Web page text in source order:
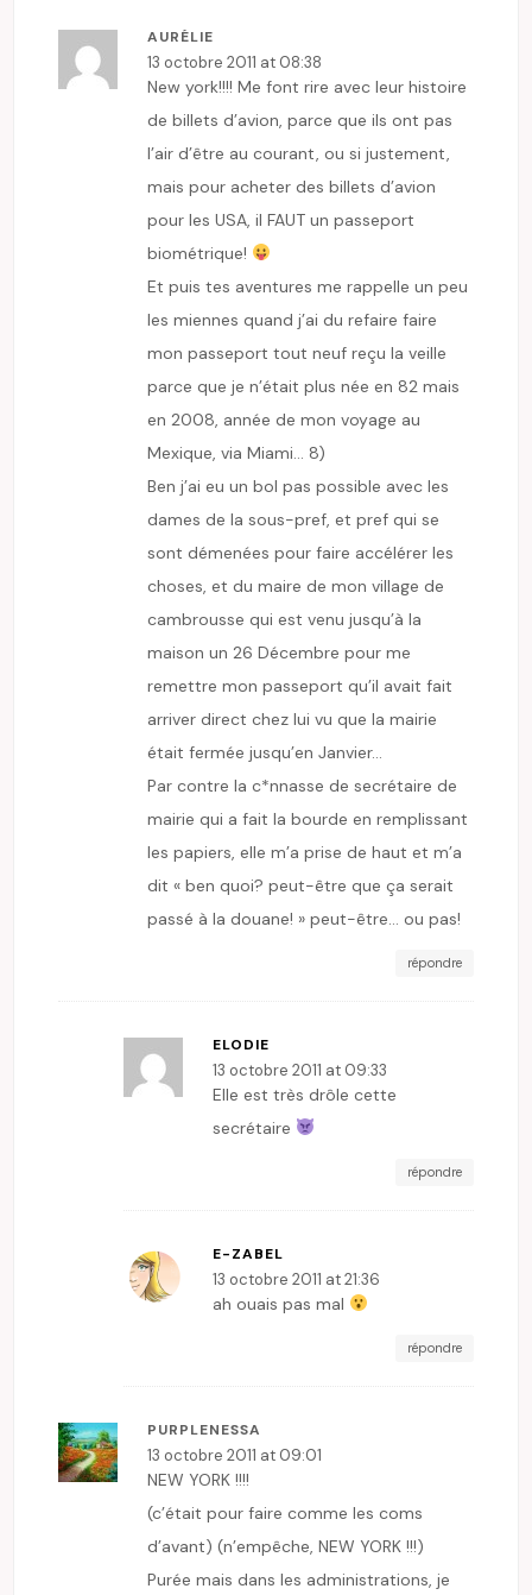
AURÉLIE
13 octobre 2011 at 08:38
New york!!!! Me font rire avec leur histoire
de billets d’avion, parce que ils ont pas
l’air d’être au courant, ou si justement,
mais pour acheter des billets d’avion
pour les USA, il FAUT un passeport
biométrique!
Et puis tes aventures me rappelle un peu
les miennes quand j’ai du refaire faire
mon passeport tout neuf reçu la veille
parce que je n’était plus née en 82 mais
en 2008, année de mon voyage au
Mexique, via Miami… 8)
Ben j’ai eu un bol pas possible avec les
dames de la sous-pref, et pref qui se
sont démenées pour faire accélérer les
choses, et du maire de mon village de
cambrousse qui est venu jusqu’à la
maison un 26 Décembre pour me
remettre mon passeport qu’il avait fait
arriver direct chez lui vu que la mairie
était fermée jusqu’en Janvier…
Par contre la c*nnasse de secrétaire de
mairie qui a fait la bourde en remplissant
les papiers, elle m’a prise de haut et m’a
dit « ben quoi? peut-être que ça serait
passé à la douane! » peut-être… ou pas!
répondre
ELODIE
13 octobre 2011 at 09:33
Elle est très drôle cette
secrétaire
répondre
E-ZABEL
13 octobre 2011 at 21:36
ah ouais pas mal
répondre
PURPLENESSA
13 octobre 2011 at 09:01
NEW YORK !!!!
(c’était pour faire comme les coms
d’avant) (n’empêche, NEW YORK !!!)
Purée mais dans les administrations, je